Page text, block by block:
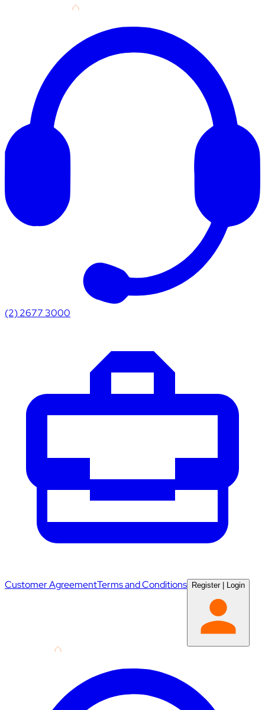
(2) 2677 3000
Customer AgreementTerms and Conditions Register| Login